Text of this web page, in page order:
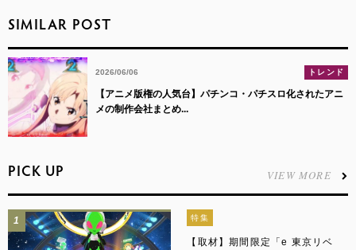
SIMILAR POST
2026/06/06 トレンド
【アニメ版権の人気台】パチンコ・パチスロ化されたアニ
メの制作会社まとめ...
PICK UP VIEW MORE
1 特集
【取材】期間限定「e 東京リベ